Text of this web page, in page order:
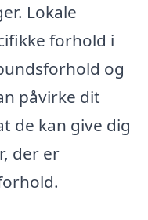
Lokale
forhold i
og
påvirke dit
de kan give dig
der er